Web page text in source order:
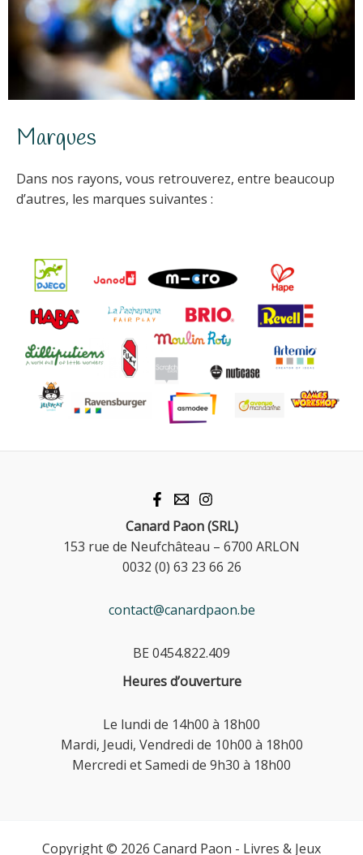
Marques
Dans nos rayons, vous retrouverez, entre beaucoup
d’autres, les marques suivantes :
Canard Paon (SRL)
153 rue de Neufchâteau – 6700 ARLON
0032 (0) 63 23 66 26
contact@canardpaon.be
BE 0454.822.409
Heures d’ouverture
Le lundi de 14h00 à 18h00
Mardi, Jeudi, Vendredi de 10h00 à 18h00
Mercredi et Samedi de 9h30 à 18h00
Copyright © 2026 Canard Paon - Livres & Jeux